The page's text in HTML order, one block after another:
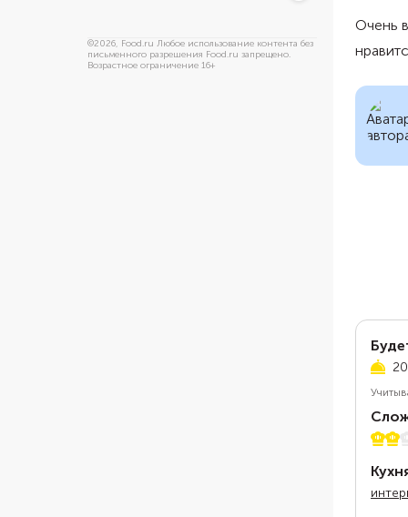
©2026, Food.ru Любое использование контента без
письменного разрешения Food.ru запрещено.
Возрастное ограничение 16+
Очень
2 из 5